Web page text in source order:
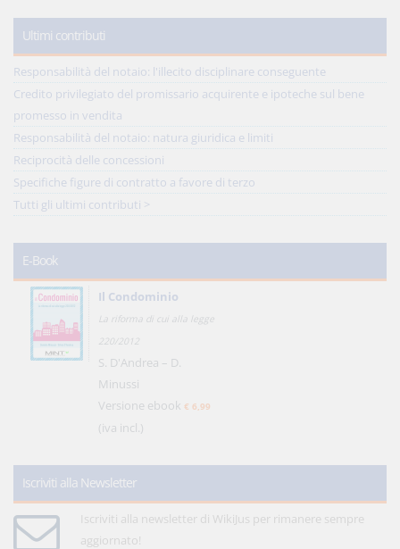
Ultimi contributi
Responsabilità del notaio: l'illecito disciplinare conseguente
Credito privilegiato del promissario acquirente e ipoteche sul bene
promesso in vendita
Responsabilità del notaio: natura giuridica e limiti
Reciprocità delle concessioni
Specifiche figure di contratto a favore di terzo
Tutti gli ultimi contributi >
E-Book
Il Condominio
La riforma di cui alla legge
220/2012
S. D'Andrea – D.
Minussi
Versione ebook € 6,99
(iva incl.)
Iscriviti alla Newsletter
Iscriviti alla newsletter di WikiJus per rimanere sempre
aggiornato!